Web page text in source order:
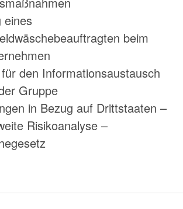
eines
beim
den Informationsaustausch
Gruppe
in Bezug auf Drittstaaten –
Risikoanalyse –